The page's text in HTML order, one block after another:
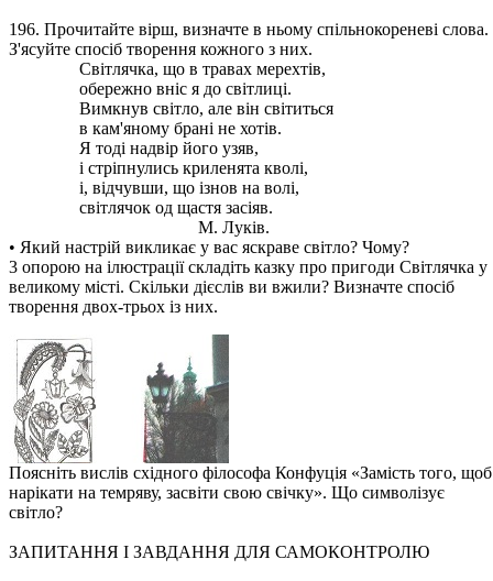
196. Прочитайте вірш, визначте в ньому спільнокореневі слова.
З'ясуйте спосіб творення кожного з них.
Світлячка, що в травах мерехтів,
обережно вніс я до світлиці.
Вимкнув світло, але він світиться
в кам'яному брані не хотів.
Я тоді надвір його узяв,
і стріпнулись криленята кволі,
і, відчувши, що ізнов на волі,
світлячок од щастя засіяв.
М. Луків.
• Який настрій викликає у вас яскраве світло? Чому?
3 опорою на ілюстрації складіть казку про пригоди Світлячка у
великому місті. Скільки дієслів ви вжили? Визначте спосіб
творення двох-трьох із них.
Поясніть вислів східного філософа Конфуція «Замість того, щоб
нарікати на темряву, засвіти свою свічку». Що символізує
світло?
ЗАПИТАННЯ І ЗАВДАННЯ ДЛЯ САМОКОНТРОЛЮ